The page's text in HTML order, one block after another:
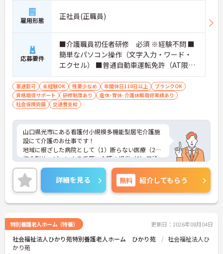
雇用形態 正社員(正職員)
応募要件
■介護職員初任者研修 必須 ※経験不問 ■
簡単なパソコン操作（文字入力・ワード・
エクセル） ■普通自動車運転免許（AT限定
可）必須
車通勤可 未経験OK 残業少なめ 年間休日110日以上
ブランクOK
資格取得サポート
研修制度あり
産休･育休･介護休暇取得実績あり
社会保険完備
交通費支給
山口県光市にある看護付小規模多機能型居宅介護施
設にて介護のお仕事です！
地域に根ざした病院として（1）断らない医療（2）
複合型サービスによる手厚い介護の提供（3）健診
をはじめとした幅広い年代への予防活動に取り組ん
でいる法人様です★
ご興味ある方には、面接対策ポイントなど、さらに
詳細をお話しいたしますのでお気軽にご相談くださ
い。
詳細を見る 無料 紹介してもらう
特別養護老人ホーム（特養） 更新日：2026年08月04日
社会福祉法人ひかり苑特別養護老人ホーム ひかり苑
社会福祉法人ひ
かり苑